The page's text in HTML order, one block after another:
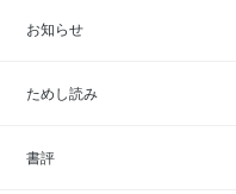
お知らせ
ためし読み
書評